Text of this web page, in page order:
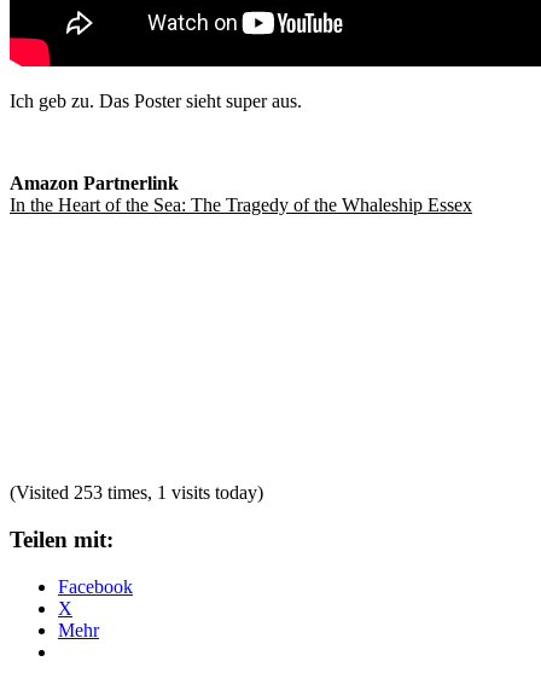
Ich geb zu. Das Poster sieht super aus.
Amazon Partnerlink
In the Heart of the Sea: The Tragedy of the Whaleship Essex
(Visited 253 times, 1 visits today)
Teilen mit:
Facebook
X
Mehr